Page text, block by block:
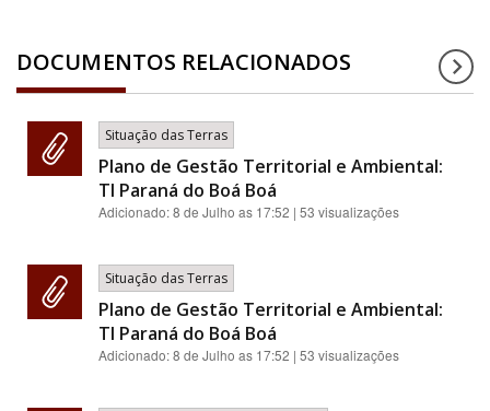
DOCUMENTOS RELACIONADOS
Situação das Terras
Plano de Gestão Territorial e Ambiental:
TI Paraná do Boá Boá
Adicionado:8 de Julho as 17:52 | 53 visualizações
Situação das Terras
Plano de Gestão Territorial e Ambiental:
TI Paraná do Boá Boá
Adicionado:8 de Julho as 17:52 | 53 visualizações